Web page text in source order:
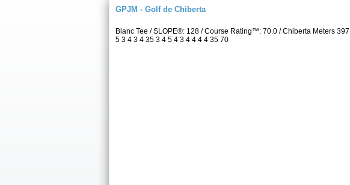
GPJM - Golf de Chiberta
Blanc Tee / SLOPE®: 128 / Course Rating™: 70.0 / Chiberta Meters
5 3 4 3 4 35 3 4 5 4 3 4 4 4 4 35 70